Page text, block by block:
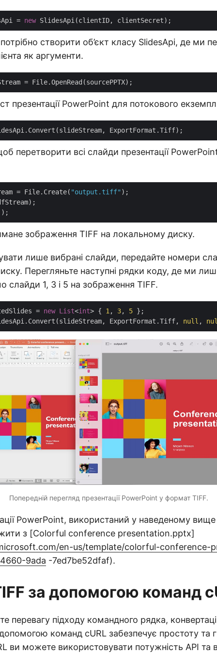
= new
створити об’єкт класу SlidesApi, де ми
як аргументи.
презентації PowerPoint для потокового
перетворити всі слайди презентації
= File.Create( "output.tiff" );
зображення TIFF на локальному диску.
лише вибрані слайди, передайте номери
Перегляньте наступні рядки коду, де ми
слайди 1, 3 і 5 на зображення TIFF.
= new List<int> { 1 , 3, 5
ExportFormat.Tiff, null ,
Попередній перегляд презентації PowerPoint у формат TIFF.
PowerPoint, використаний у наведеному вище
з [Colorful conference presentation.pptx]
en-us/template/colorful-conference-
9ada -7ed7be52dfaf).
за допомогою команд
перевагу підходу командного рядка,
команд cURL забезпечує простоту та
ви можете використовувати потужність API та